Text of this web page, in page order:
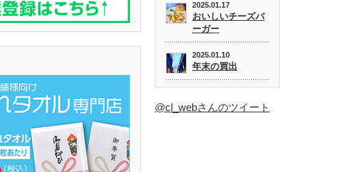
2025.01.17
おいしいチーズバ
ーガー
2025.01.10
年末の買出
@cl_webさんのツイート